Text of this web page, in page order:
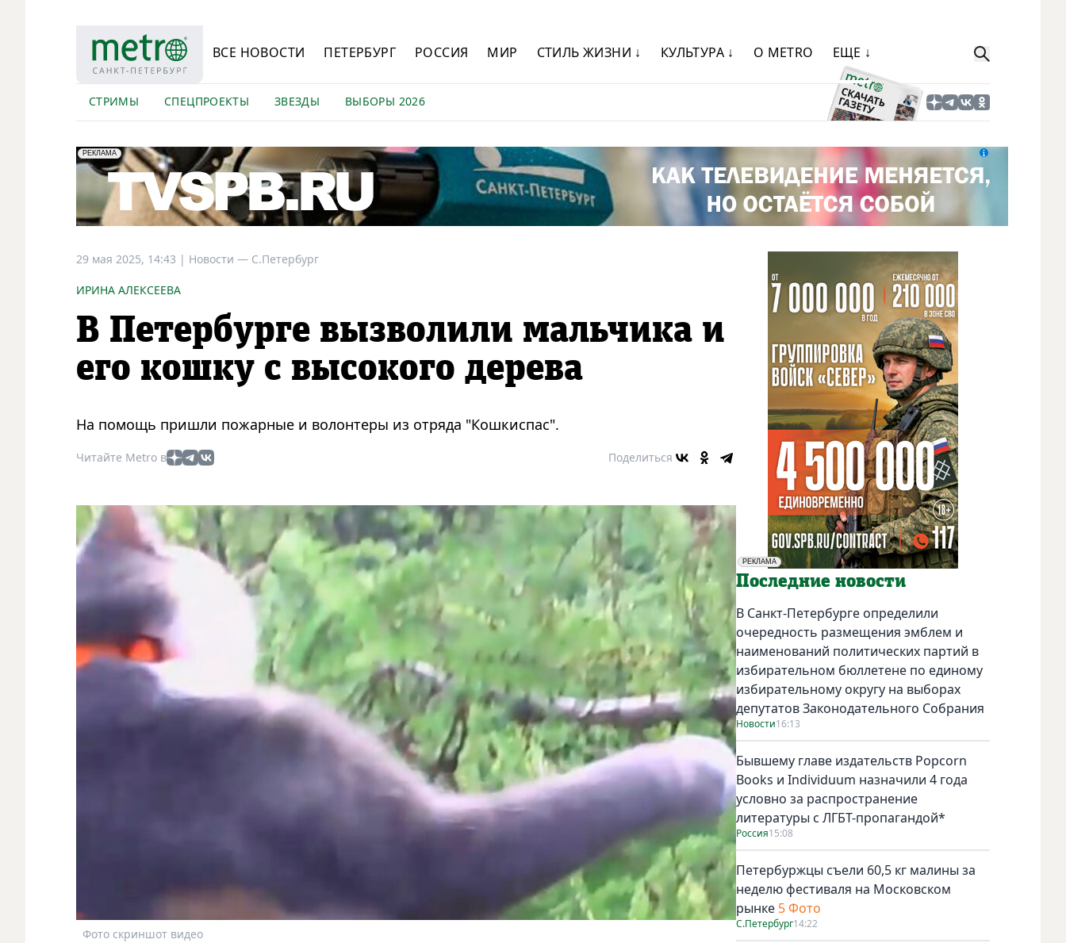
ВСЕ НОВОСТИ ПЕТЕРБУРГ РОССИЯ МИР СТИЛЬ ЖИЗНИ ↓ КУЛЬТУРА ↓ О METRO ЕЩЕ ↓
СТРИМЫ СПЕЦПРОЕКТЫ ЗВЕЗДЫ ВЫБОРЫ 2026
erid: LdtCK5Efv
РЕКЛАМА
АО "ГАТР", ИНН: 7841320717
29 мая 2025, 14:43 | Новости — С.Петербург
ИРИНА АЛЕКСЕЕВА
В Петербурге вызволили мальчика и
его кошку с высокого дерева
На помощь пришли пожарные и волонтеры из отряда "Кошкиспас".
Читайте Metro в Поделиться
Фото скриншот видео
РЕКЛАМА
Социальная реклама
Последние новости
В Санкт-Петербурге определили
очередность размещения эмблем и
наименований политических партий в
избирательном бюллетене по единому
избирательному округу на выборах
депутатов Законодательного Собрания
Новости16:13
Бывшему главе издательств Popcorn
Books и Individuum назначили 4 года
условно за распространение
литературы с ЛГБТ-пропагандой*
Россия15:08
Петербуржцы съели 60,5 кг малины за
неделю фестиваля на Московском
рынке 5 Фото
С.Петербург14:22